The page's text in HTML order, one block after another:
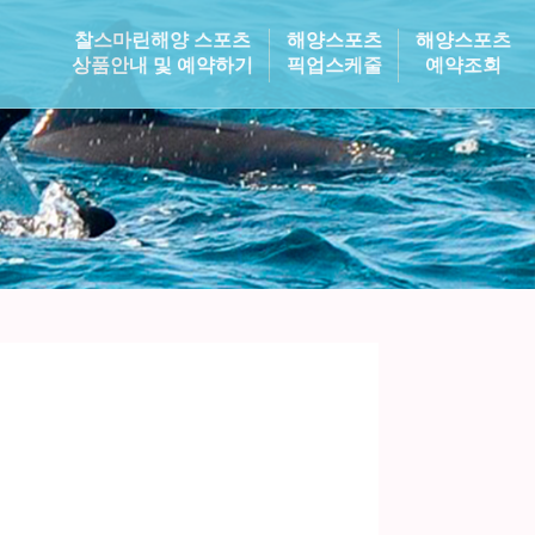
찰스마린해양 스포츠
상품안내 및 예약하기
해양스포츠
픽업스케줄
해양스포츠
예약조회